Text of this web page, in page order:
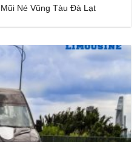
Né Vũng Tàu Đà Lạt